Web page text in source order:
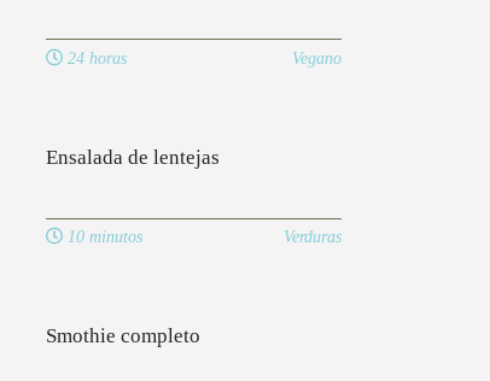
24 horas Vegano
Ensalada de lentejas
10 minutos Verduras
Smothie completo